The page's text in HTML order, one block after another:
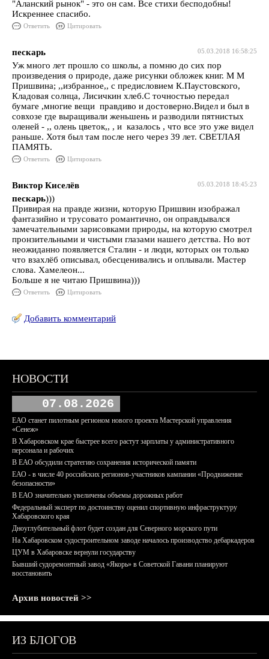
"Аланский рынок" - это он сам. Все стихи бесподобны!
Искреннее спасибо.
Ответить Цитировать
05.03.2018 16:58:25
пескарь
Уж много лет прошло со школы, а помню до сих пор
произведения о природе, даже рисунки обложек книг. М М
Пришвина; ,,избранное,, с предисловием К.Паустовского,
Кладовая солнца, Лисичкин хлеб.С точностью передал
бумаге ,многие вещи правдиво и достоверно.Видел и был в
совхозе где выращивали женьшень и разводили пятнистых
оленей - ,, олень цветок,, , и казалось , что все это уже видел
раньше. Хотя был там после него через 39 лет. СВЕТЛАЯ
ПАМЯТЬ.
Ответить Цитировать
05.03.2018 18:45:23
Виктор Киселёв
пескарь)))
Привирая на правде жизни, которую Пришвин изображал
фантазийно и трусовато романтично, он оправдывался
замечательными зарисовками природы, на которую смотрел
пронзительными и чистыми глазами нашего детства. Но вот
неожиданно появляется Сталин - и люди, которых он только
что взахлёб описывал, обесценивались и оплывали. Мастер
слова. Хамелеон...
Больше я не читаю Пришвина)))
Ответить Цитировать
Добавить комментарий
НОВОСТИ
07.08.2026
ЕАО станет пилотным регионом нового проекта Мастерской управления
«Сенеж»
В Хабаровском крае быстрее всего растут зарплаты у административного
персонала и рабочих
В ЕАО обсудили стратегию сохранения исторической памяти
ЕАО - в числе 40 российских регионов-участников кампании «Продвижение
безопасности»
В ЕАО значительно увеличены объемы дорожных работ
Федеральный эксперт по достоинству оценил спортивную инфраструктуру
Хабаровского края
Дноуглубительный флот будет создан для Северного морского пути
На Хабаровском судостроительном заводе началось производство дебаркадеров
ЦУМ в Хабаровске вернули государству
Бывший судоремонтный завод «Якорь» в Советской Гавани планируют
восстановить
Архив новостей >>
ИЗ БЛОГОВ